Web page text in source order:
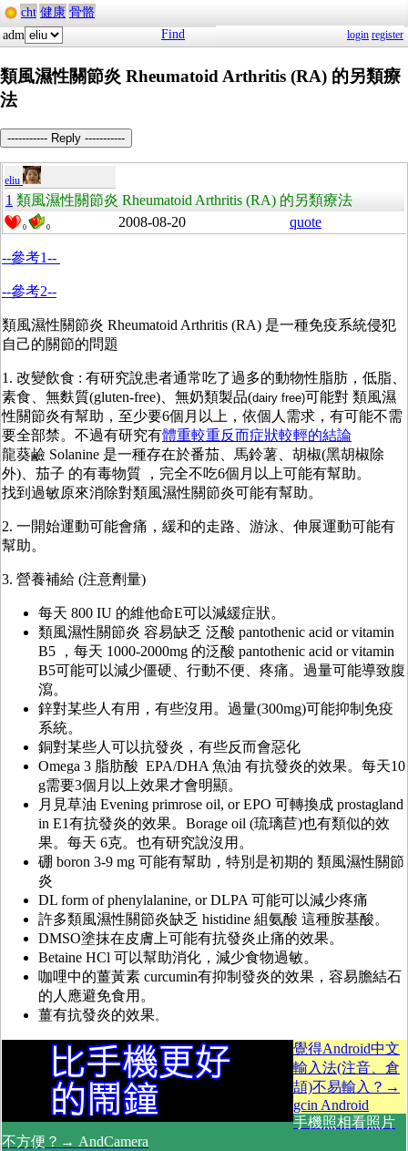
cht 健康 骨骼
adm
Find login register
類風濕性關節炎 Rheumatoid Arthritis (RA) 的另類療
法
----------- Reply -----------
eliu
1 類風濕性關節炎 Rheumatoid Arthritis (RA) 的另類療法
0 0 2008-08-20 quote
--參考1--
--參考2--
類風濕性關節炎 Rheumatoid Arthritis (RA) 是一種免疫系統侵犯
自己的關節的問題
1. 改變飲食 : 有研究說患者通常吃了過多的動物性脂肪，低脂、
素食、無麩質(gluten-free)、無奶類製品(dairy free)可能對 類風濕
性關節炎有幫助，至少要6個月以上，依個人需求，有可能不需
要全部禁。不過有研究有體重較重反而症狀較輕的結論
龍葵鹼 Solanine 是一種存在於番茄、馬鈴薯、胡椒(黑胡椒除
外)、茄子 的有毒物質 ，完全不吃6個月以上可能有幫助。
找到過敏原來消除對類風濕性關節炎可能有幫助。
2. 一開始運動可能會痛，緩和的走路、游泳、伸展運動可能有
幫助。
3. 營養補給 (注意劑量)
每天 800 IU 的維他命E可以減緩症狀。
類風濕性關節炎 容易缺乏 泛酸 pantothenic acid or vitamin
B5 ，每天 1000-2000mg 的泛酸 pantothenic acid or vitamin
B5可能可以減少僵硬、行動不便、疼痛。過量可能導致腹
瀉。
鋅對某些人有用，有些沒用。過量(300mg)可能抑制免疫
系統。
銅對某些人可以抗發炎，有些反而會惡化
Omega 3 脂肪酸 EPA/DHA 魚油 有抗發炎的效果。每天10
g需要3個月以上效果才會明顯。
月見草油 Evening primrose oil, or EPO 可轉換成 prostagland
in E1有抗發炎的效果。Borage oil (琉璃苣)也有類似的效
果。每天 6克。也有研究說沒用。
硼 boron 3-9 mg 可能有幫助，特別是初期的 類風濕性關節
炎
DL form of phenylalanine, or DLPA 可能可以減少疼痛
許多類風濕性關節炎缺乏 histidine 組氨酸 這種胺基酸。
DMSO塗抹在皮膚上可能有抗發炎止痛的效果。
Betaine HCl 可以幫助消化，減少食物過敏。
咖哩中的薑黃素 curcumin有抑制發炎的效果，容易膽結石
的人應避免食用。
薑有抗發炎的效果。
覺得Android中文
輸入法(注音、倉
頡)不易輸入？→
gcin Android
手機照相看照片
不方便？→ AndCamera